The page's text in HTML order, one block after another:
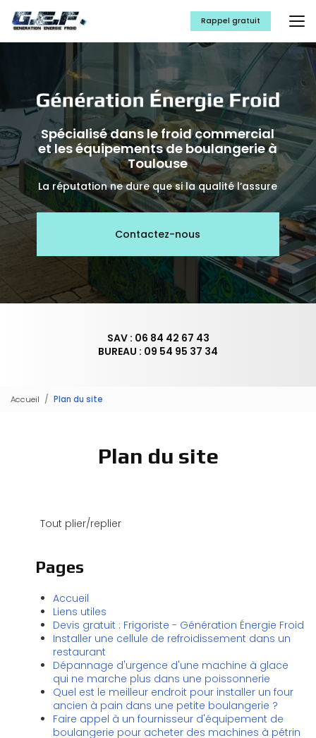
au
contenu
principal
Rappel gratuit
Spécialisé dans le froid commercial
et les équipements de boulangerie à
Toulouse
La réputation ne dure que si la qualité l’assure
Contactez-nous
SAV : 06 84 42 67 43
BUREAU : 09 54 95 37 34
Accueil Plan du site
Plan du site
Tout plier/replier
Pages
Accueil
Liens utiles
Devis gratuit : Frigoriste - Génération Énergie Froid
Installer une cellule de refroidissement dans un
restaurant
Dépannage d'urgence d'une machine à glace
qui ne marche plus dans une poissonnerie
Quel est le meilleur endroit pour installer un four
ancien à pain dans une petite boulangerie ?
Faire appel à un fournisseur d'équipement de
boulangerie pour acheter des machines à pétrin